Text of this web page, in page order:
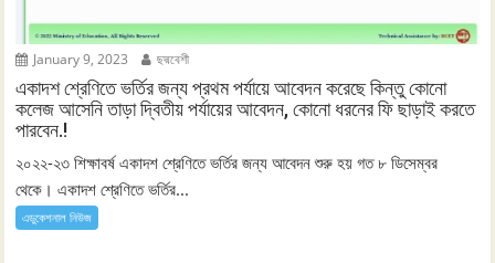
January 9, 2023 ছদ্মবেশী
একাদশ শ্রেণিতে ভর্তির জন্য প্রথম পর্যায়ে আবেদন করেছে কিন্তু কোনো
কলেজ আসেনি তাড়া দ্বিতীয় পর্যায়ের আবেদন, কোনো ধরনের ফি ছাড়াই করতে
পারবেন.!
২০২২-২৩ শিক্ষাবর্ষ একাদশ শ্রেণিতে ভর্তির জন্য আবেদন শুরু হয় গত ৮ ডিসেম্বর
থেকে। একাদশ শ্রেণিতে ভর্তির...
এডুকেশনাল নিউজ